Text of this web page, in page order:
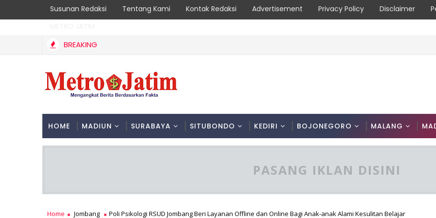
Susunan Redaksi Tentang Kami Kontak Redaksi Advertisement Privacy Policy Disclaimer
BREAKING
HOME MADIUN SURABAYA SITUBONDO KEDIRI BOJONEGORO MALANG
PASANG IKLAN DISINI
Home Jombang Poli Psikologi RSUD Jombang Beri Layanan Offline dan Online Bagi Anak-anak Alami Kesulitan Belajar